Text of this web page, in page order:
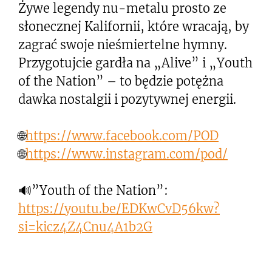
Żywe legendy nu-metalu prosto ze
słonecznej Kalifornii, które wracają, by
zagrać swoje nieśmiertelne hymny.
Przygotujcie gardła na „Alive” i „Youth
of the Nation” – to będzie potężna
dawka nostalgii i pozytywnej energii.
🌐https://www.facebook.com/POD
🌐https://www.instagram.com/pod/
🔊”Youth of the Nation”:
https://youtu.be/EDKwCvD56kw?
si=kicz4Z4Cnu4A1b2G